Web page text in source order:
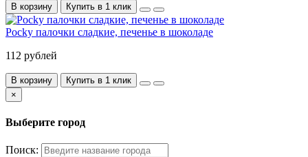
В корзину Купить в 1 клик
Pocky палочки сладкие, печенье в шоколаде
112 рублей
В корзину
Купить в 1 клик
×
Выберите город
Поиск: